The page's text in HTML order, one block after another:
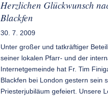
Herzlichen Glückwunsch
Blackfen
30. 7. 2009
Unter großer und tatkräftiger
seiner lokalen Pfarr- und der
Internetgemeinde hat Fr. Tim
Blackfen bei London gestern sein
Priesterjubiläum gefeiert. Unsere